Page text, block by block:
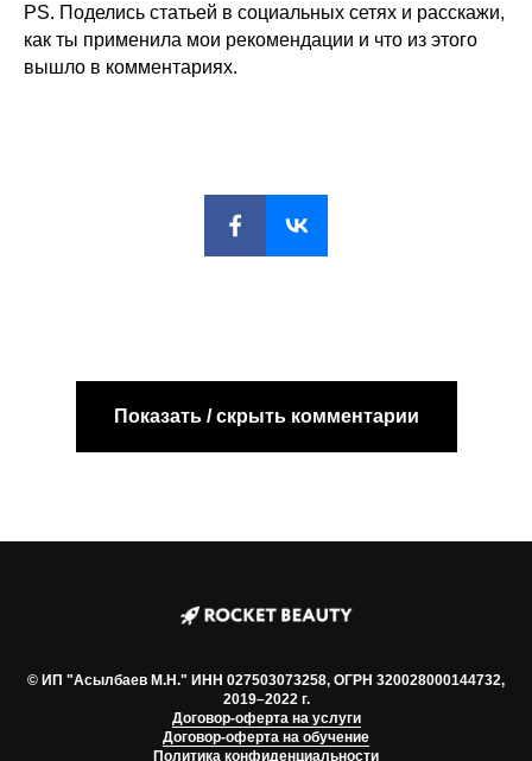
PS. Поделись статьей в социальных сетях и расскажи,
как ты применила мои рекомендации и что из этого
вышло в комментариях.
Показать / скрыть комментарии
© ИП "Асылбаев М.Н." ИНН 027503073258, ОГРН 320028000144732,
2019–2022 г.
Договор-оферта на услуги
Договор-оферта на обучение
Политика конфиденциальности